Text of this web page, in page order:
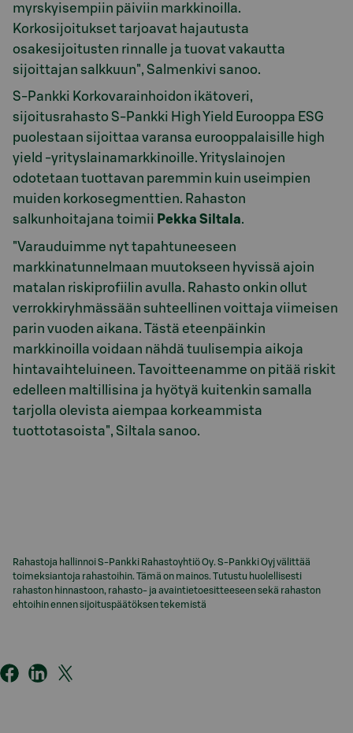
myrskyisempiin päiviin markkinoilla.
Korkosijoitukset tarjoavat hajautusta
osakesijoitusten rinnalle ja tuovat vakautta
sijoittajan salkkuun", Salmenkivi sanoo.
S-Pankki Korkovarainhoidon ikätoveri,
sijoitusrahasto S-Pankki High Yield Eurooppa ESG
puolestaan sijoittaa varansa eurooppalaisille high
yield -yrityslainamarkkinoille. Yrityslainojen
odotetaan tuottavan paremmin kuin useimpien
muiden korkosegmenttien. Rahaston
salkunhoitajana toimii Pekka Siltala.
"Varauduimme nyt tapahtuneeseen
markkinatunnelmaan muutokseen hyvissä ajoin
matalan riskiprofiilin avulla. Rahasto onkin ollut
verrokkiryhmässään suhteellinen voittaja viimeisen
parin vuoden aikana. Tästä eteenpäinkin
markkinoilla voidaan nähdä tuulisempia aikoja
hintavaihteluineen. Tavoitteenamme on pitää riskit
edelleen maltillisina ja hyötyä kuitenkin samalla
tarjolla olevista aiempaa korkeammista
tuottotasoista", Siltala sanoo.
Rahastoja hallinnoi S-Pankki Rahastoyhtiö Oy. S-Pankki Oyj välittää
toimeksiantoja rahastoihin. Tämä on mainos. Tutustu huolellisesti
rahaston hinnastoon, rahasto- ja avaintietoesitteeseen sekä rahaston
ehtoihin ennen sijoituspäätöksen tekemistä